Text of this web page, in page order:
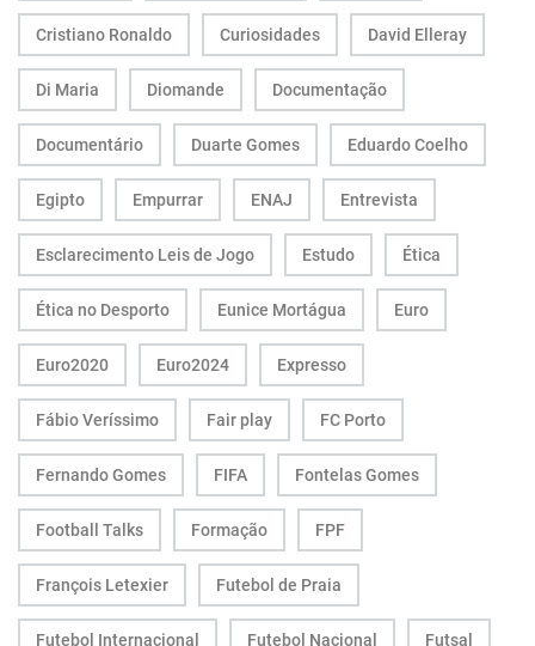
Cristiano Ronaldo Curiosidades David Elleray
Di Maria Diomande Documentação
Documentário Duarte Gomes Eduardo Coelho
Egipto Empurrar ENAJ Entrevista
Esclarecimento Leis de Jogo Estudo Ética
Ética no Desporto Eunice Mortágua Euro
Euro2020 Euro2024 Expresso
Fábio Veríssimo Fair play FC Porto
Fernando Gomes FIFA Fontelas Gomes
Football Talks Formação FPF
François Letexier Futebol de Praia
Futebol Internacional Futebol Nacional Futsal